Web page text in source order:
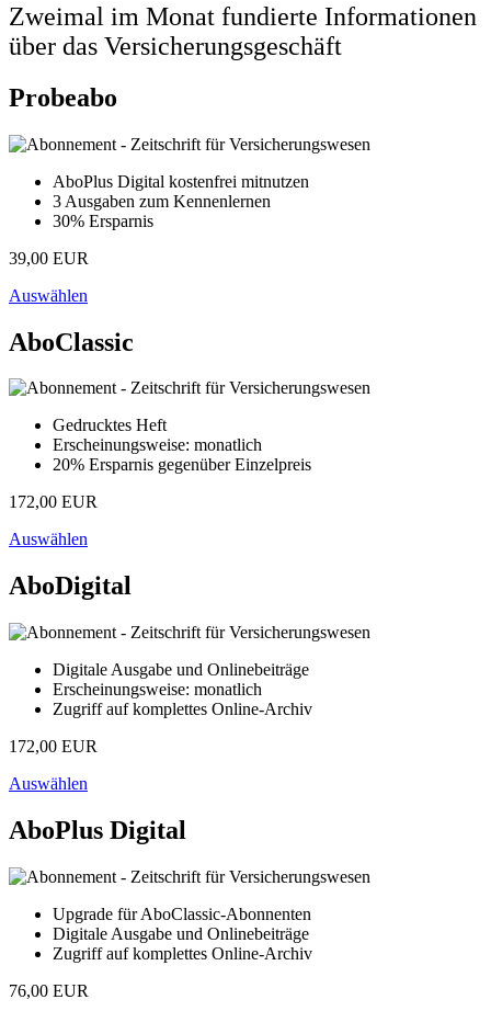
Zweimal im Monat fundierte Informationen
über das Versicherungsgeschäft
Probeabo
AboPlus Digital kostenfrei mitnutzen
3 Ausgaben zum Kennenlernen
30% Ersparnis
39,00 EUR
Auswählen
AboClassic
Gedrucktes Heft
Erscheinungsweise: monatlich
20% Ersparnis gegenüber Einzelpreis
172,00 EUR
Auswählen
AboDigital
Digitale Ausgabe und Onlinebeiträge
Erscheinungsweise: monatlich
Zugriff auf komplettes Online-Archiv
172,00 EUR
Auswählen
AboPlus Digital
Upgrade für AboClassic-Abonnenten
Digitale Ausgabe und Onlinebeiträge
Zugriff auf komplettes Online-Archiv
76,00 EUR